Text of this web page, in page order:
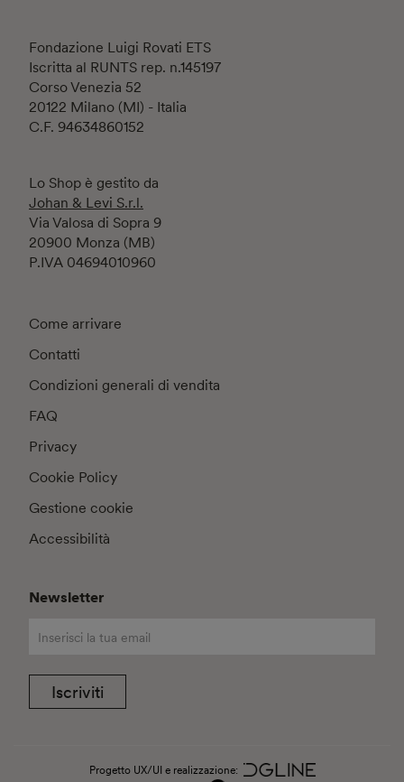
Fondazione Luigi Rovati ETS
Iscritta al RUNTS rep. n.145197
Corso Venezia 52
20122 Milano (MI) - Italia
C.F. 94634860152
Lo Shop è gestito da
Johan & Levi S.r.l.
Via Valosa di Sopra 9
20900 Monza (MB)
P.IVA 04694010960
Come arrivare
Contatti
Condizioni generali di vendita
FAQ
Privacy
Cookie Policy
Gestione cookie
Accessibilità
Newsletter
Iscriviti
Progetto UX/UI e realizzazione: